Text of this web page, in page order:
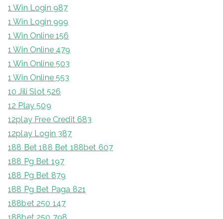
1 Win Login 987
1 Win Login 999
1 Win Online 156
1 Win Online 479
1 Win Online 503
1 Win Online 553
10 Jili Slot 526
12 Play 509
12play Free Credit 683
12play Login 387
188 Bet 188 Bet 188bet 607
188 Pg Bet 197
188 Pg Bet 879
188 Pg Bet Paga 821
188bet 250 147